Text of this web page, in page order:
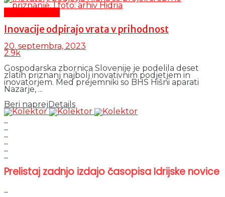
Inovacije odpirajo vrata v prihodnost
20. septembra, 2023
2.9k
Gospodarska zbornica Slovenije je podelila deset
zlatih priznanj najbolj inovativnim podjetjem in
inovatorjem. Med prejemniki so BHS Hišni aparati
Nazarje, ...
Beri naprej Details
Prelistaj zadnjo izdajo časopisa Idrijske novice